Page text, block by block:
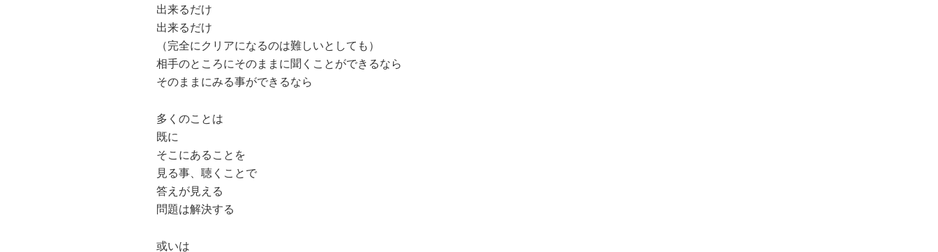
出来るだけ
出来るだけ
（完全にクリアになるのは難しいとしても）
相手のところにそのままに聞くことができるなら
そのままにみる事ができるなら
多くのことは
既に
そこにあることを
見る事、聴くことで
答えが見える
問題は解決する
或いは